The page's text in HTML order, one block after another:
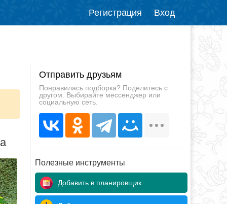
Регистрация Вход
Отправить друзьям
Понравилась подборка? Поделитесь с
другом. Выбирайте мессенджер или
социальную сеть.
Полезные инструменты
Добавить в планировщик